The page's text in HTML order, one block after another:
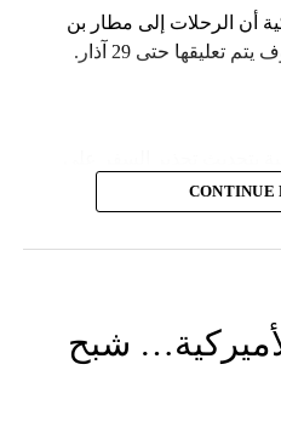
وكيف سيكون الطقس في
أن الرحلات إلى مطار بن
حتى 29 آذار.
الأسبوع.
إلى الولايات المتحدة”.
ومددت شركة دلتا إيرلاينز تعليق رحلاتها إلى إسرائيل حتى 30
CONTINUE
شبح